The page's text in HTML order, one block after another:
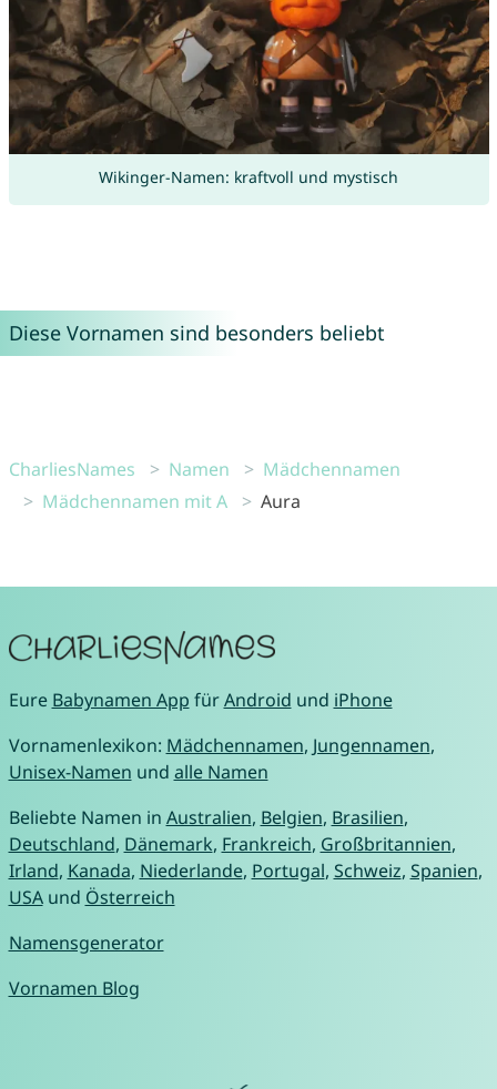
Wikinger-Namen: kraftvoll und mystisch
Diese Vornamen sind besonders beliebt
CharliesNames Namen
Mädchennamen
Mädchennamen mit A
Aura
Eure Babynamen App fürAndroid und iPhone
Vornamenlexikon: Mädchennamen, Jungennamen,
Unisex-Namen und alle Namen
Beliebte Namen in Australien, Belgien, Brasilien,
Deutschland, Dänemark, Frankreich, Großbritannien,
Irland, Kanada, Niederlande, Portugal, Schweiz, Spanien,
USAund Österreich
Namensgenerator
Vornamen Blog